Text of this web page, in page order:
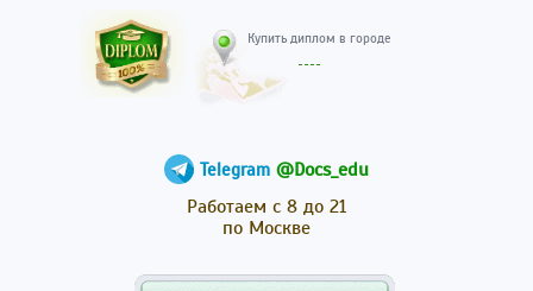
Telegram @Docs_edu
Работаем с 8 до 21
по Москве